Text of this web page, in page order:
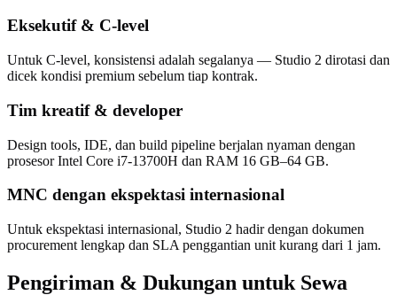
Eksekutif & C-level
Untuk C-level, konsistensi adalah segalanya — Studio 2 dirotasi dan
dicek kondisi premium sebelum tiap kontrak.
Tim kreatif & developer
Design tools, IDE, dan build pipeline berjalan nyaman dengan
prosesor Intel Core i7-13700H dan RAM 16 GB–64 GB.
MNC dengan ekspektasi internasional
Untuk ekspektasi internasional, Studio 2 hadir dengan dokumen
procurement lengkap dan SLA penggantian unit kurang dari 1 jam.
Pengiriman & Dukungan untuk Sewa